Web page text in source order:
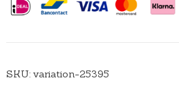
SKU: variation-25395